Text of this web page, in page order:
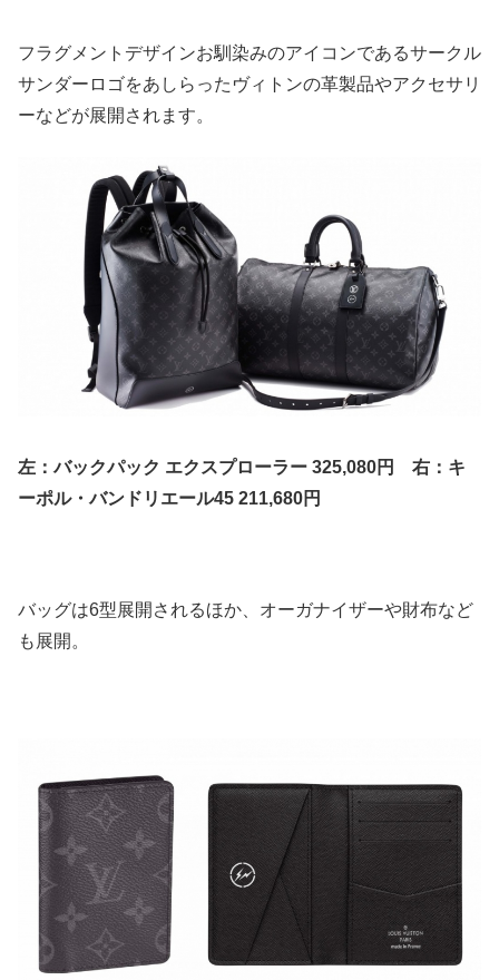
フラグメントデザインお馴染みのアイコンであるサークル
サンダーロゴをあしらったヴィトンの革製品やアクセサリ
ーなどが展開されます。
左：バックパック エクスプローラー 325,080円 右：キ
ーポル・バンドリエール45 211,680円
バッグは6型展開されるほか、オーガナイザーや財布など
も展開。